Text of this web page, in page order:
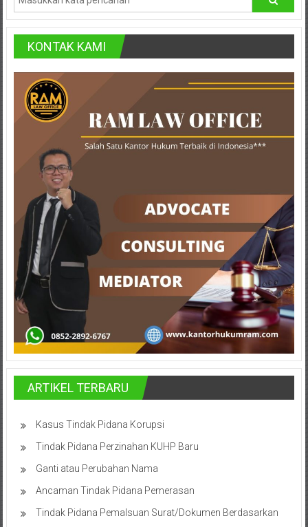
Badung,
Gianyar,
Mataram,
Lombok,
Temanggung,
Sragen,
Karanganyar,
Malang,
Kediri,
Madiun,
Ponorogo,
Cilacap,
Banjarnegara,
Temanggung,
Wonosobo,
Cirebon,
Karawang,
Aceh,
Medan,
KONTAK KAMI
ARTIKEL TERBARU
Kasus Tindak Pidana Korupsi
Tindak Pidana Perzinahan KUHP Baru
Ganti atau Perubahan Nama
Ancaman Tindak Pidana Pemerasan
Tindak Pidana Pemalsuan Surat/Dokumen Berdasarkan